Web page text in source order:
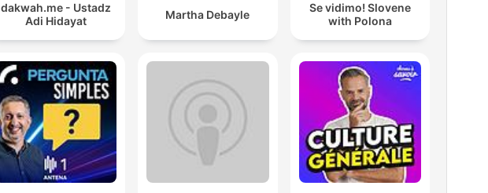
dakwah.me - Ustadz
Adi Hidayat
Martha Debayle
Se vidimo! Slovene
with Polona